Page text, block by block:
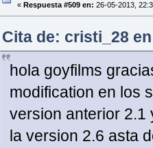
« Respuesta #509 en: 26-05-2013,
Cita de: cristi_28
hola goyfilms
modification en los
version anterior 2.1
la version 2.6 asta